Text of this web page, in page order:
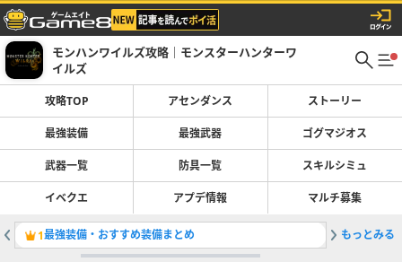
モンハンワイルズ攻略｜モンスターハンターワ
イルズ
攻略TOP アセンダンス ストーリー
最強装備 最強武器 ゴグマジオス
武器一覧 防具一覧 スキルシミュ
イベクエ アプデ情報 マルチ募集
1最強装備・おすすめ装備まとめ 2ライト
もっとみる